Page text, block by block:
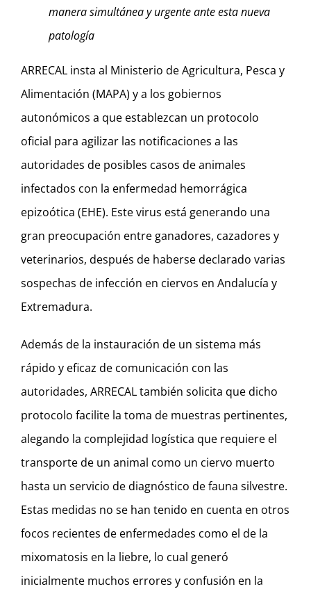
manera simultánea y urgente ante esta nueva
patología
ARRECAL insta al Ministerio de Agricultura, Pesca y
Alimentación (MAPA) y a los gobiernos
autonómicos a que establezcan un protocolo
oficial para agilizar las notificaciones a las
autoridades de posibles casos de animales
infectados con la enfermedad hemorrágica
epizoótica (EHE). Este virus está generando una
gran preocupación entre ganadores, cazadores y
veterinarios, después de haberse declarado varias
sospechas de infección en ciervos en Andalucía y
Extremadura.
Además de la instauración de un sistema más
rápido y eficaz de comunicación con las
autoridades, ARRECAL también solicita que dicho
protocolo facilite la toma de muestras pertinentes,
alegando la complejidad logística que requiere el
transporte de un animal como un ciervo muerto
hasta un servicio de diagnóstico de fauna silvestre.
Estas medidas no se han tenido en cuenta en otros
focos recientes de enfermedades como el de la
mixomatosis en la liebre, lo cual generó
inicialmente muchos errores y confusión en la